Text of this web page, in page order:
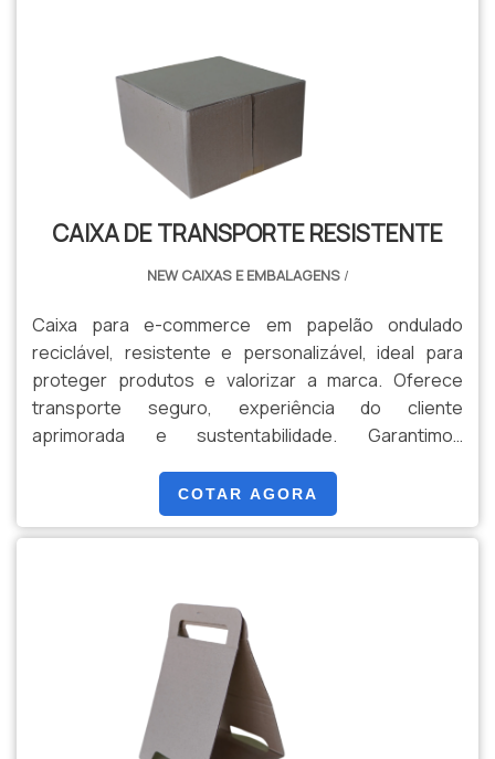
CAIXA DE TRANSPORTE RESISTENTE
NEW CAIXAS E EMBALAGENS/
Caixa para e-commerce em papelão ondulado
reciclável, resistente e personalizável, ideal para
proteger produtos e valorizar a marca. Oferece
transporte seguro, experiência do cliente
aprimorada e sustentabilidade. Garantimos
qualquer demanda.COTAR AGORA